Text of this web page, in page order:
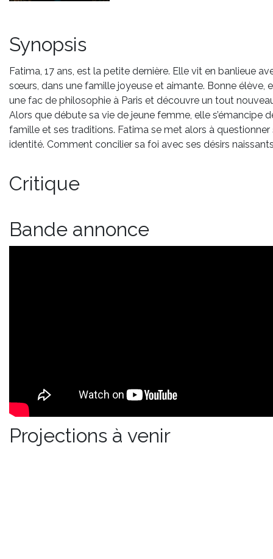
Synopsis
Fatima, 17 ans, est la petite dernière. Elle vit en banlieue
sœurs, dans une famille joyeuse et aimante. Bonne élève,
une fac de philosophie à Paris et découvre un tout
Alors que débute sa vie de jeune femme, elle s’émancipe
famille et ses traditions. Fatima se met alors à questionner
identité. Comment concilier sa foi avec ses désirs
Critique
Bande annonce
Projections à venir